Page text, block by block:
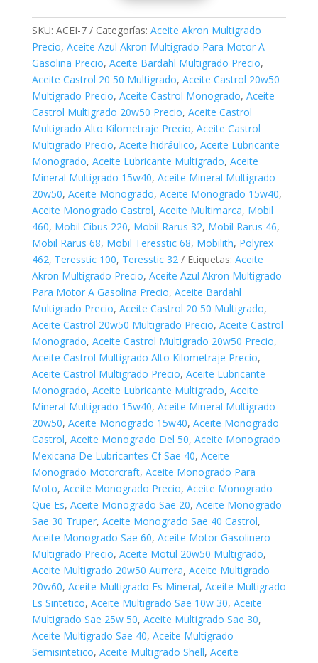
SKU: ACEI-7 Categorías: Aceite Akron Multigrado
Precio, Aceite Azul Akron Multigrado Para Motor A
Gasolina Precio, Aceite Bardahl Multigrado Precio,
Aceite Castrol 20 50 Multigrado, Aceite Castrol 20w50
Multigrado Precio, Aceite Castrol Monogrado, Aceite
Castrol Multigrado 20w50 Precio, Aceite Castrol
Multigrado Alto Kilometraje Precio, Aceite Castrol
Multigrado Precio, Aceite hidráulico, Aceite Lubricante
Monogrado, Aceite Lubricante Multigrado, Aceite
Mineral Multigrado 15w40, Aceite Mineral Multigrado
20w50, Aceite Monogrado, Aceite Monogrado 15w40,
Aceite Monogrado Castrol, Aceite Multimarca, Mobil
460, Mobil Cibus 220, Mobil Rarus 32, Mobil Rarus 46,
Mobil Rarus 68, Mobil Teresstic 68, Mobilith, Polyrex
462, Teresstic 100, Teresstic 32 Etiquetas: Aceite
Akron Multigrado Precio, Aceite Azul Akron Multigrado
Para Motor A Gasolina Precio, Aceite Bardahl
Multigrado Precio, Aceite Castrol 20 50 Multigrado,
Aceite Castrol 20w50 Multigrado Precio, Aceite Castrol
Monogrado, Aceite Castrol Multigrado 20w50 Precio,
Aceite Castrol Multigrado Alto Kilometraje Precio,
Aceite Castrol Multigrado Precio, Aceite Lubricante
Monogrado, Aceite Lubricante Multigrado, Aceite
Mineral Multigrado 15w40, Aceite Mineral Multigrado
20w50, Aceite Monogrado 15w40, Aceite Monogrado
Castrol, Aceite Monogrado Del 50, Aceite Monogrado
Mexicana De Lubricantes Cf Sae 40, Aceite
Monogrado Motorcraft, Aceite Monogrado Para
Moto, Aceite Monogrado Precio, Aceite Monogrado
Que Es, Aceite Monogrado Sae 20, Aceite Monogrado
Sae 30 Truper, Aceite Monogrado Sae 40 Castrol,
Aceite Monogrado Sae 60, Aceite Motor Gasolinero
Multigrado Precio, Aceite Motul 20w50 Multigrado,
Aceite Multigrado 20w50 Aurrera, Aceite Multigrado
20w60, Aceite Multigrado Es Mineral, Aceite Multigrado
Es Sintetico, Aceite Multigrado Sae 10w 30, Aceite
Multigrado Sae 25w 50, Aceite Multigrado Sae 30,
Aceite Multigrado Sae 40, Aceite Multigrado
Semisintetico, Aceite Multigrado Shell, Aceite